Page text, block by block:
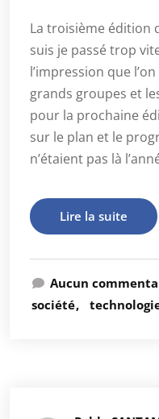
La troisième édition
suis je passé trop
l’impression que
grands groupes et
pour la prochaine
sur le plan et le
n’étaient pas là
Lire la suite
Aucun
société